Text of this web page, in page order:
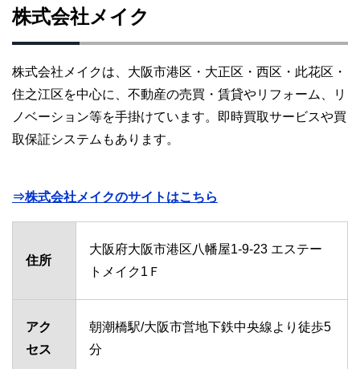
株式会社メイク
株式会社メイクは、大阪市港区・大正区・西区・此花区・
住之江区を中心に、不動産の売買・賃貸やリフォーム、リ
ノベーション等を手掛けています。即時買取サービスや買
取保証システムもあります。
⇒株式会社メイクのサイトはこちら
住所
大阪府大阪市港区八幡屋1-9-23 エステー
トメイク1Ｆ
アク
セス
朝潮橋駅/大阪市営地下鉄中央線より徒歩5
分